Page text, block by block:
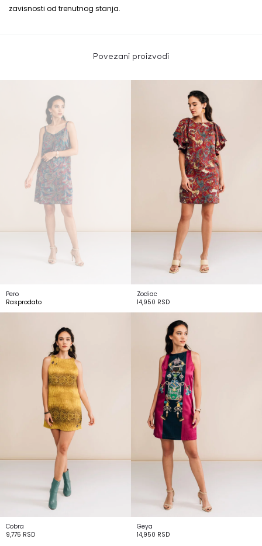
zavisnosti od trenutnog stanja.
Povezani proizvodi
Pero
Rasprodato
Zodiac
14,950 RSD
Cobra
9,775 RSD
Geya
14,950 RSD